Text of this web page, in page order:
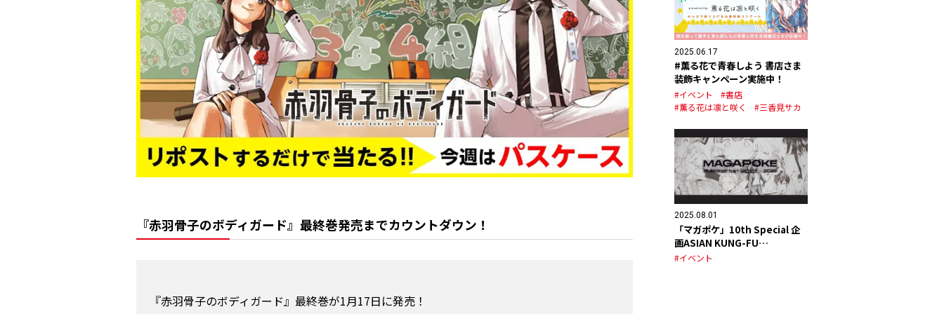
『赤羽骨子のボディガード』最終巻発売までカウントダウン！
『赤羽骨子のボディガード』最終巻が1月17日に発売！
2025.06.17
#薫る花で青春しよう 書店さま
装飾キャンペーン実施中！
#イベント
#書店
#薫る花は凛と咲く
#三香見サカ
2025.08.01
「マガポケ」10th Special 企
画ASIAN KUNG-FU
GENERATION スペシャルPV公
#イベント